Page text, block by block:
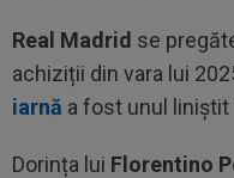
Real Madrid se
achiziții din vara lui
iarnă a fost unul
Dorința lui Florentino